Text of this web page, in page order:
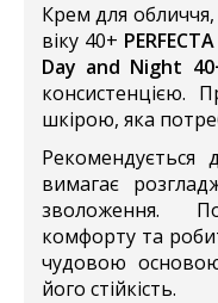
Крем для
віку 40+
Day and Night
консистенцією.
шкірою, яка
вимагає
зволоження.
комфорту та
чудовою
його стійкість.